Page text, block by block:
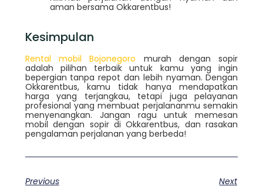
aman bersama Okkarentbus!
Kesimpulan
Rental mobil Bojonegoro murah dengan sopir
adalah pilihan terbaik untuk kamu yang ingin
bepergian tanpa repot dan lebih nyaman. Dengan
Okkarentbus, kamu tidak hanya mendapatkan
harga yang terjangkau, tetapi juga pelayanan
profesional yang membuat perjalananmu semakin
menyenangkan. Jangan ragu untuk memesan
mobil dengan sopir di Okkarentbus, dan rasakan
pengalaman perjalanan yang berbeda!
Previous
Next